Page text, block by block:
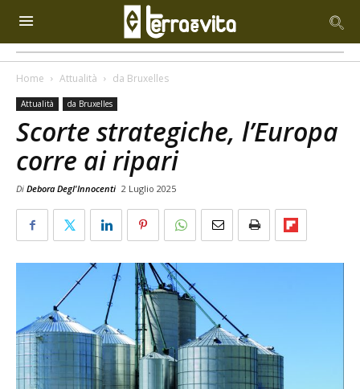
Home Attualità da Bruxelles
Attualità da Bruxelles
Scorte strategiche, l’Europa
corre ai ripari
Di Debora Degl'Innocenti 2 Luglio 2025